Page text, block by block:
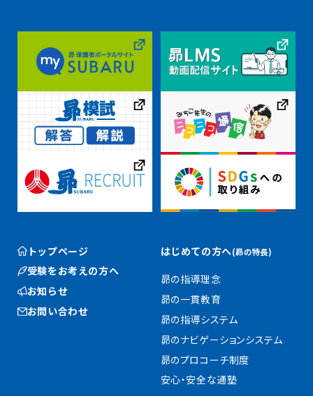
トップページ
受験をお考えの方へ
お知らせ
お問い合わせ
はじめての方へ(昴の特長)
昴の指導理念
昴の一貫教育
昴の指導システム
昴のナビゲーションシステム
昴のプロコーチ制度
安心・安全な通塾